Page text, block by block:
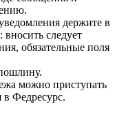
держите в
вносить следует
обязательные поля
можно приступать
Федресурс.